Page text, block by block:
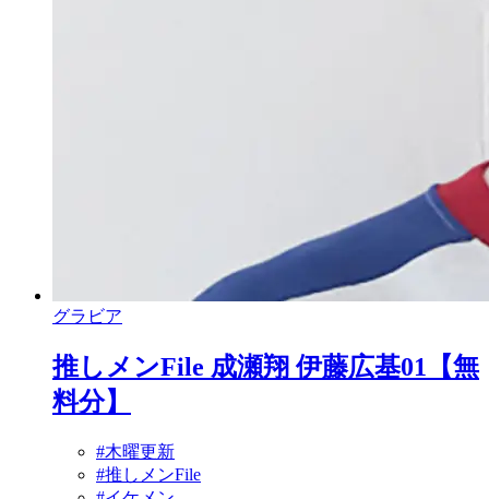
グラビア
推しメンFile 成瀬翔 伊藤広基01【無
料分】
#木曜更新
#推しメンFile